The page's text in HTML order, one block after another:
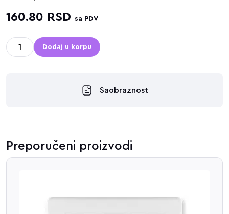
160.80 RSD sa PDV
Dodaj u korpu
Saobraznost
Preporučeni proizvodi